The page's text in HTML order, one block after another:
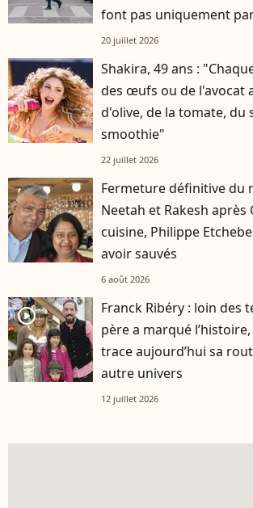
font pas uniquement
20 juillet 2026
Shakira, 49 ans :
des œufs ou de l'avocat
d'olive, de la tomate, du
smoothie"
22 juillet 2026
Fermeture définitive du
Neetah et Rakesh après
cuisine, Philippe
avoir sauvés
6 août 2026
player2
Franck Ribéry : loin des
père a marqué
trace aujourd’hui sa
autre univers
12 juillet 2026